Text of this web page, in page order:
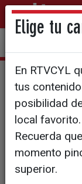
Diagnóstico
T5/E10:
Una
Elige tu
En RTVCYL
tus
posibilidad
local favorito.
Recuerda
momento
superior.